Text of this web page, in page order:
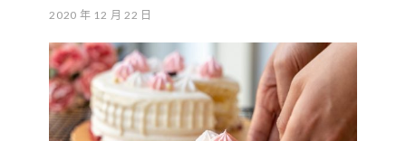
2020 年 12 月 22 日